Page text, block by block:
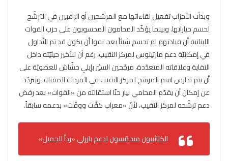
وبدأت الأحزاب تفعيل لقاءاتها مع المرشحين أو الراغبين في الترشّح
لحسم خياراتها. وبينما يؤكّد المحامون المحسوبون على حزب القوات
اللبنانية أن قيادتهم لم تحسم شيئاً بعد، نفوا أن يكون قد تم التّداول
في إمكانيّة دعم مارتينوس لمركز النقيب، رغم أن للأخير حيثيّته داخل
النقابة وعلاقاته المتعدّدة، مرجّحين السيْر بإيلي حشّاش للعضويّة على
أن يتم تدارس اسم المرشح لمركز النقيب في المرحلة المقبلة. ويتردّد
عن إمكان أن يقدّم المحامي بيار حنّا استقالته من «القوات» بعد رفض
دعم ترشّحه لمركز النقيب، لأنّ «معراب كفّت ووفّت» بدعمه سابقاً.
الكتائبيون متحمّسون لدعم بازرلي «رداً للجميل»